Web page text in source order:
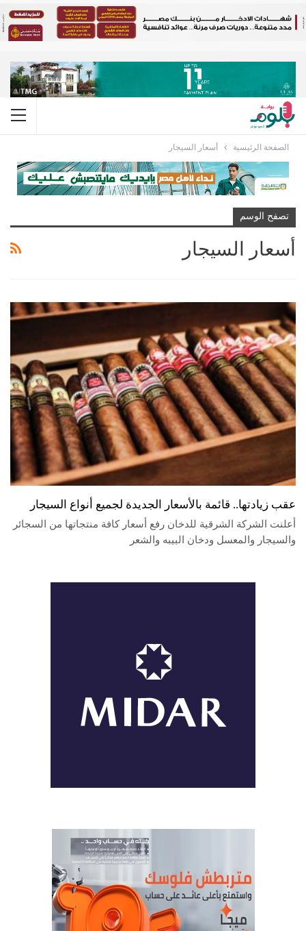
الصفحة الرئيسية أسعار السيجار
تصفح الوسم
أسعار السيجار
عقب زيادتها.. قائمة بالأسعار الجديدة لجميع أنواع السيجار
أعلنت الشركة الشرقية للدخان رفع أسعار كافة منتجاتها من السجائر
والسيجار والمعسل ودخان البيبه والشعر